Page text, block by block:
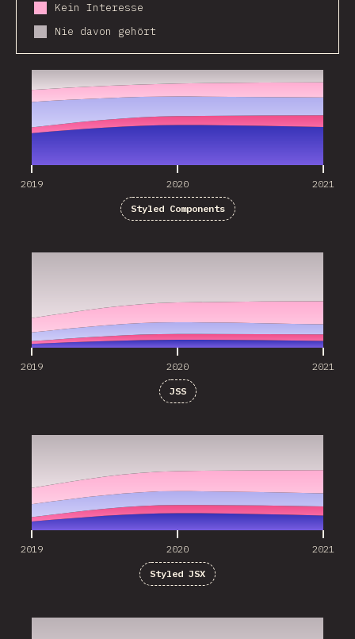
Kein Interesse
Nie davon gehört
2019 2020 2021
2019 2020 2021
Styled Components
2019 2020 2021
JSS
2019 2020 2021
Styled JSX